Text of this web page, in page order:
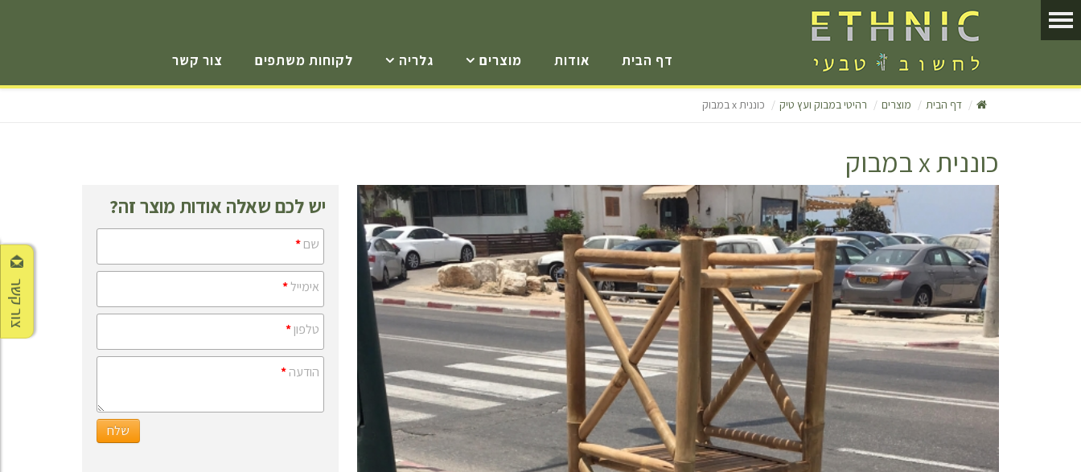
דף הבית אודות מוצרים גלריה לקוחות משתפים צור קשר
דף הבית מוצרים רהיטי במבוק ועץ טיק כוננית x במבוק
כוננית x במבוק
יש לכם שאלה אודות מוצר זה?
שם*
אימייל*
טלפון*
הודעה*
שלח
צור קשר